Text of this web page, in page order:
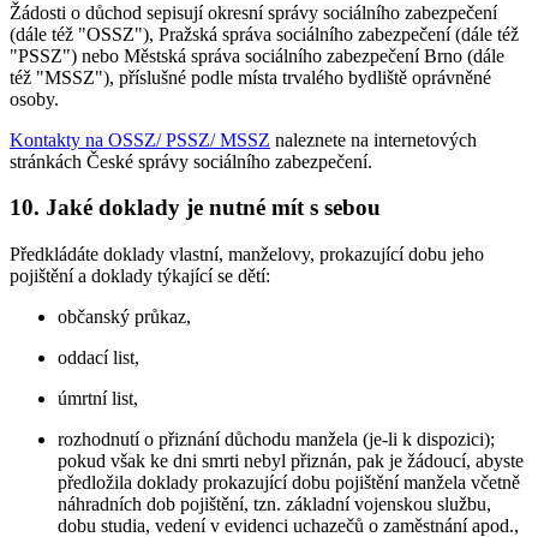
Žádosti o důchod sepisují okresní správy sociálního zabezpečení
(dále též "OSSZ"), Pražská správa sociálního zabezpečení (dále též
"PSSZ") nebo Městská správa sociálního zabezpečení Brno (dále
též "MSSZ"), příslušné podle místa trvalého bydliště oprávněné
osoby.
Kontakty na OSSZ/ PSSZ/ MSSZ naleznete na internetových
stránkách České správy sociálního zabezpečení.
10. Jaké doklady je nutné mít s sebou
Předkládáte doklady vlastní, manželovy, prokazující dobu jeho
pojištění a doklady týkající se dětí:
občanský průkaz,
oddací list,
úmrtní list,
rozhodnutí o přiznání důchodu manžela (je-li k dispozici);
pokud však ke dni smrti nebyl přiznán, pak je žádoucí, abyste
předložila doklady prokazující dobu pojištění manžela včetně
náhradních dob pojištění, tzn. základní vojenskou službu,
dobu studia, vedení v evidenci uchazečů o zaměstnání apod.,